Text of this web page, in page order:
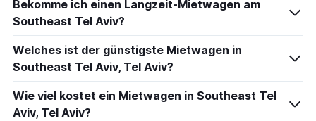
Bekomme ich einen Langzeit-Mietwagen am
Southeast Tel Aviv?
Welches ist der günstigste Mietwagen in
Southeast Tel Aviv, Tel Aviv?
Wie viel kostet ein Mietwagen in Southeast Tel
Aviv, Tel Aviv?